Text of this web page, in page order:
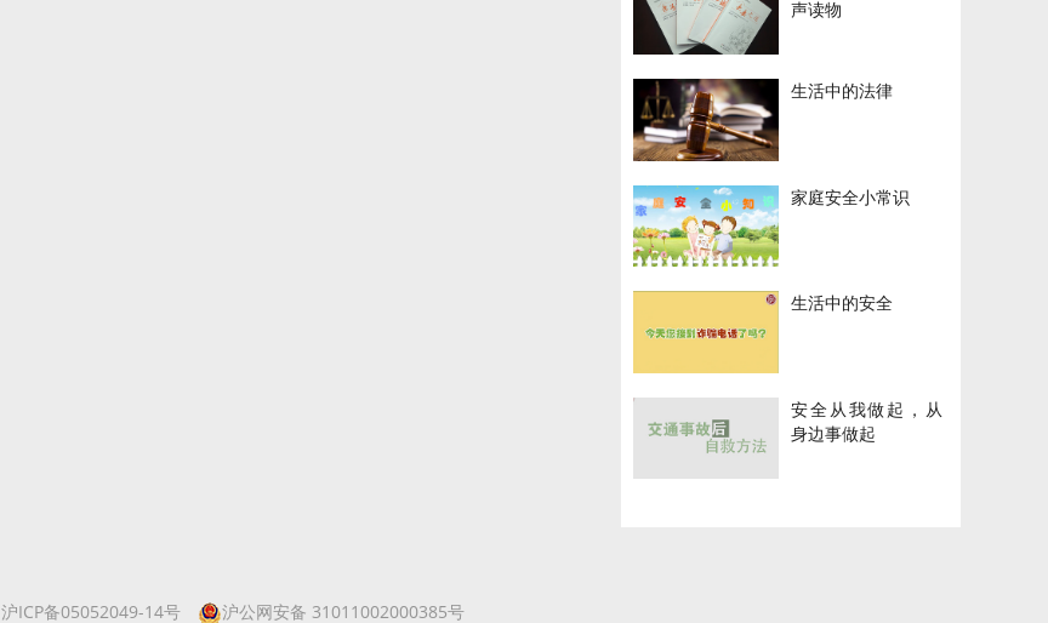
声读物
生活中的法律
家庭安全小常识
生活中的安全
安全从我做起，从
身边事做起
沪ICP备05052049-14号 沪公网安备 31011002000385号